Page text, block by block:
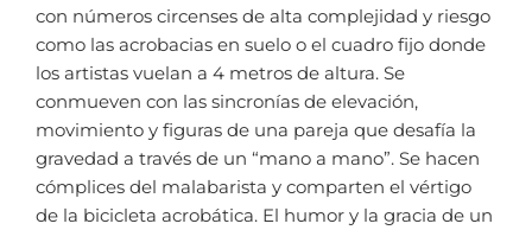
con números circenses de alta complejidad y riesgo
como las acrobacias en suelo o el cuadro fijo donde
los artistas vuelan a 4 metros de altura. Se
conmueven con las sincronías de elevación,
movimiento y figuras de una pareja que desafía la
gravedad a través de un “mano a mano”. Se hacen
cómplices del malabarista y comparten el vértigo
de la bicicleta acrobática. El humor y la gracia de un